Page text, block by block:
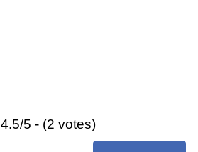
4.5/5 - (2 votes)